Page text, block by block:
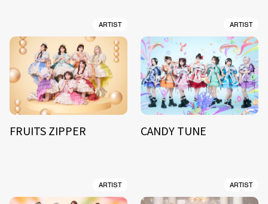
ARTIST
FRUITS ZIPPER
ARTIST
CANDY TUNE
ARTIST ARTIST